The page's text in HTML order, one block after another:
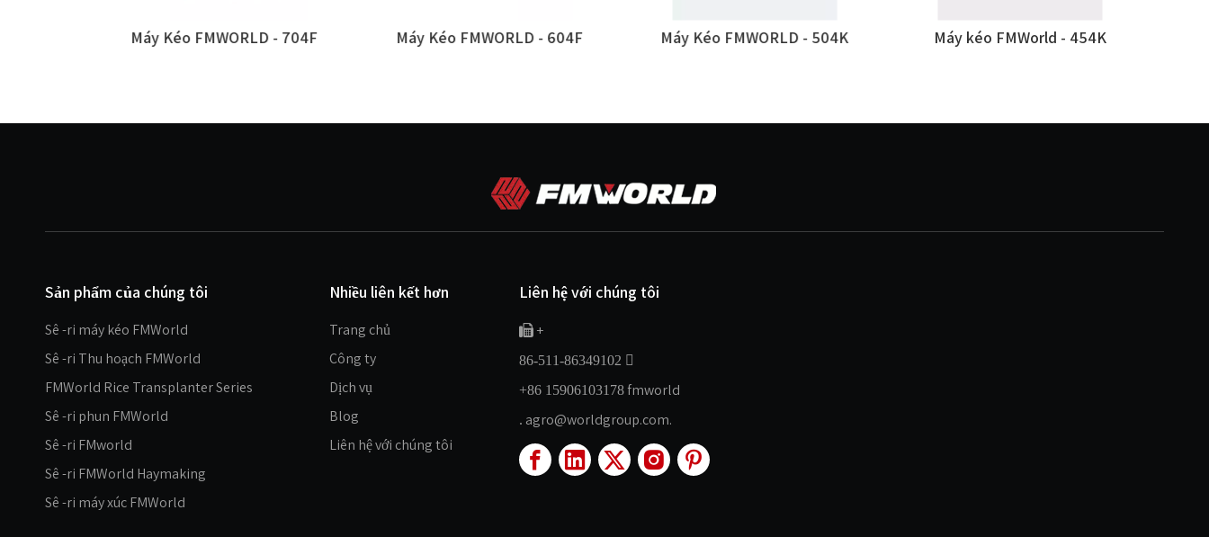
Máy Kéo FMWORLD - 704F Máy Kéo FMWORLD - 604F Máy Kéo FMWORLD - 504K Máy kéo FMWorld - 454K
Sản phẩm của chúng tôi
Sê -ri máy kéo FMWorld
Sê -ri Thu hoạch FMWorld
FMWorld Rice Transplanter Series
Sê -ri phun FMWorld
Sê -ri FMworld
Sê -ri FMWorld Haymaking
Sê -ri máy xúc FMWorld
Nhiều liên kết hơn
Trang chủ
Công ty
Dịch vụ
Blog
Liên hệ với chúng tôi
Liên hệ với chúng tôi
+
86-511-86349102 
+86 15906103178 fmworld
agro@worldgroup.com.